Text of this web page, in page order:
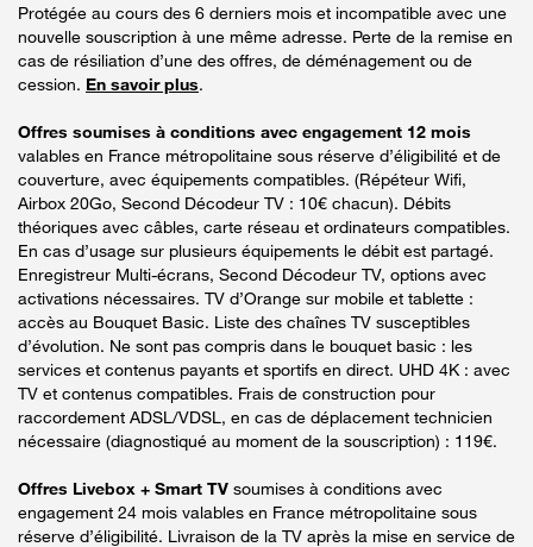
Protégée au cours des 6 derniers mois et incompatible avec une
nouvelle souscription à une même adresse. Perte de la remise en
cas de résiliation d’une des offres, de déménagement ou de
cession. En savoir plus.
Offres soumises à conditions avec engagement 12 mois
valables en France métropolitaine sous réserve d’éligibilité et de
couverture, avec équipements compatibles. (Répéteur Wifi,
Airbox 20Go, Second Décodeur TV : 10€ chacun). Débits
théoriques avec câbles, carte réseau et ordinateurs compatibles.
En cas d’usage sur plusieurs équipements le débit est partagé.
Enregistreur Multi-écrans, Second Décodeur TV, options avec
activations nécessaires. TV d’Orange sur mobile et tablette :
accès au Bouquet Basic. Liste des chaînes TV susceptibles
d’évolution. Ne sont pas compris dans le bouquet basic : les
services et contenus payants et sportifs en direct. UHD 4K : avec
TV et contenus compatibles. Frais de construction pour
raccordement ADSL/VDSL, en cas de déplacement technicien
nécessaire (diagnostiqué au moment de la souscription) : 119€.
Offres Livebox + Smart TV soumises à conditions avec
engagement 24 mois valables en France métropolitaine sous
réserve d’éligibilité. Livraison de la TV après la mise en service de